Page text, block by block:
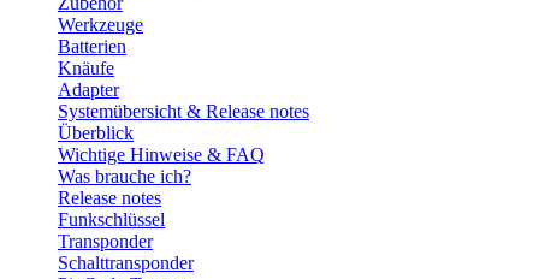
Werkzeuge
Batterien
Knäufe
Adapter
Systemübersicht & Release notes
Überblick
Wichtige Hinweise & FAQ
Was brauche ich?
Release notes
Funkschlüssel
Transponder
Schalttransponder